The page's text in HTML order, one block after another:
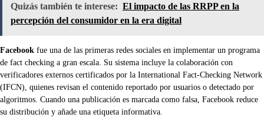
Quizás también te interese: El impacto de las RRPP en la
percepción del consumidor en la era digital
Facebook fue una de las primeras redes sociales en implementar un programa
de fact checking a gran escala. Su sistema incluye la colaboración con
verificadores externos certificados por la International Fact-Checking Network
(IFCN), quienes revisan el contenido reportado por usuarios o detectado por
algoritmos. Cuando una publicación es marcada como falsa, Facebook reduce
su distribución y añade una etiqueta informativa.